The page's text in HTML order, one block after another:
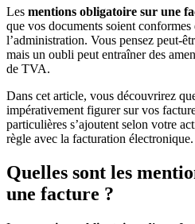
Les mentions obligatoire sur une
que vos documents soient
l’administration. Vous pensez peut-
mais un oubli peut entraîner des
de TVA.
Dans cet article, vous découvrirez
impérativement figurer sur vos
particulières s’ajoutent selon votre
règle avec la facturation électronique.
Quelles sont les
une facture ?